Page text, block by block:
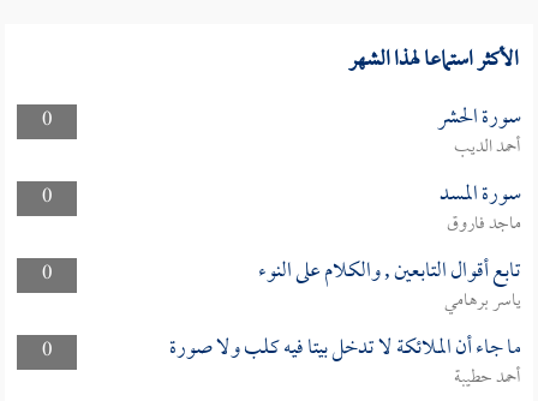
الأكثر استماعا لهذا الشهر
0 سورة الحشر
أحمد الديب
0
سورة المسد
ماجد فاروق
0
تابع أقوال التابعين , والكلام على النوء
ياسر برهامي
0
ما جاء أن الملائكة لا تدخل بيتا فيه كلب ولا صورة
أحمد حطيبة